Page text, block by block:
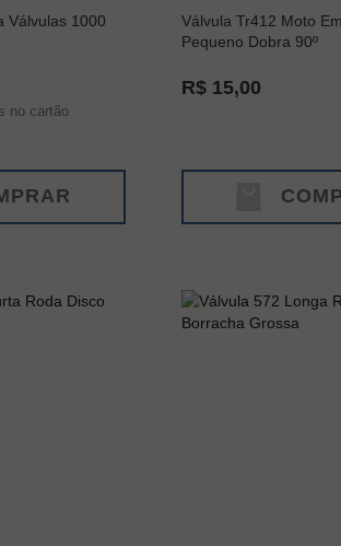
Válvulas 1000
no cartão
Válvula Tr412 Moto
Pequeno Dobra 90º
R$ 15,00